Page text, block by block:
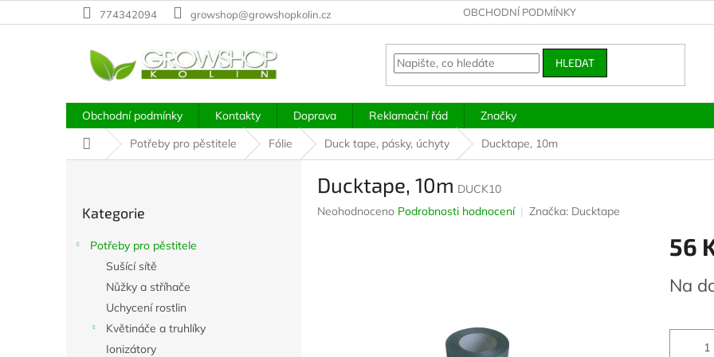
na
774342094 growshop@growshopkolin.cz OBCHODNÍ PODMÍNKY
HLEDAT
Obchodní podmínky Kontakty Doprava Reklamační řád
Značky
Domů
Potřeby pro pěstitele Fólie Duck tape, pásky, úchyty Ducktape, 10m
kategorie
Kategorie
Potřeby pro pěstitele
Sušící sítě
Nůžky a stříhače
Uchycení rostlin
Květináče a truhlíky
Ionizátory
Ducktape, 10m DUCK10
Průměrné
Neohodnoceno Podrobnosti hodnocení Značka: Ducktape
56
cena:
Na